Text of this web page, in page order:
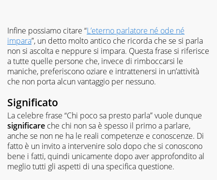
Infine possiamo citare “L’eterno parlatore né ode né
impara”, un detto molto antico che ricorda che se si parla
non si ascolta e neppure si impara. Questa frase si riferisce
a tutte quelle persone che, invece di rimboccarsi le
maniche, preferiscono oziare e intrattenersi in un’attività
che non porta alcun vantaggio per nessuno.
Significato
La celebre frase “Chi poco sa presto parla” vuole dunque
significare che chi non sa è spesso il primo a parlare,
anche se non ne ha le reali competenze e conoscenze. Di
fatto è un invito a intervenire solo dopo che si conoscono
bene i fatti, quindi unicamente dopo aver approfondito al
meglio tutti gli aspetti di una specifica questione.